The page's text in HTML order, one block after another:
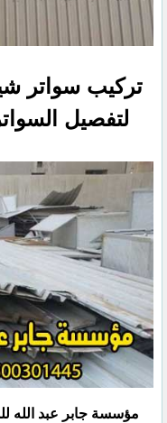
تركيب سواتر
لتفصيل
مؤسسة جابر عبد الله